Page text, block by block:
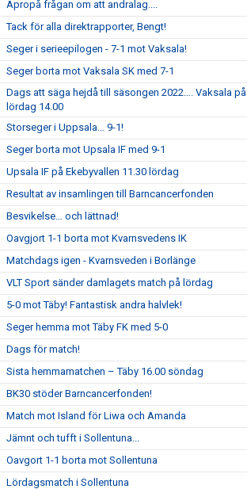
Apropå frågan om att andralag....
Tack för alla direktrapporter, Bengt!
Seger i serieepilogen - 7-1 mot Vaksala!
Seger borta mot Vaksala SK med 7-1
Dags att säga hejdå till säsongen 2022…. Vaksala på
lördag 14.00
Storseger i Uppsala… 9-1!
Seger borta mot Upsala IF med 9-1
Upsala IF på Ekebyvallen 11.30 lördag
Resultat av insamlingen till Barncancerfonden
Besvikelse… och lättnad!
Oavgjort 1-1 borta mot Kvarnsvedens IK
Matchdags igen - Kvarnsveden i Borlänge
VLT Sport sänder damlagets match på lördag
5-0 mot Täby! Fantastisk andra halvlek!
Seger hemma mot Täby FK med 5-0
Dags för match!
Sista hemmamatchen – Täby 16.00 söndag
BK30 stöder Barncancerfonden!
Match mot Island för Liwa och Amanda
Jämnt och tufft i Sollentuna...
Oavgort 1-1 borta mot Sollentuna
Lördagsmatch i Sollentuna